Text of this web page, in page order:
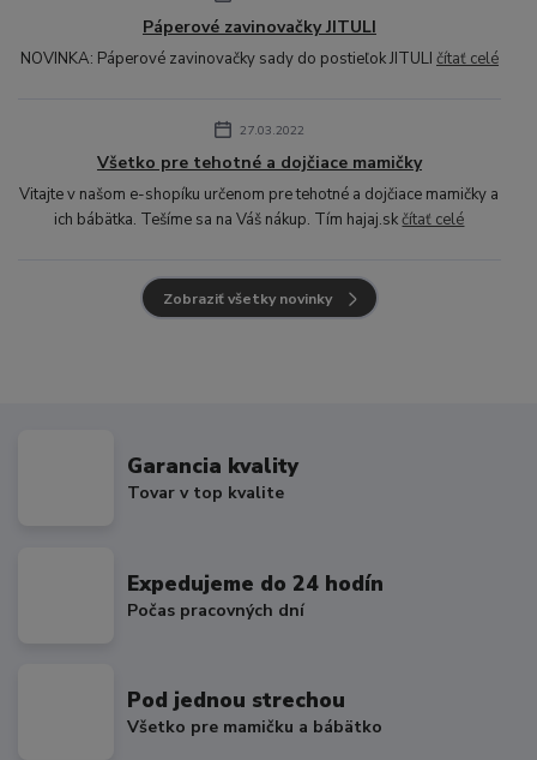
Páperové zavinovačky JITULI
NOVINKA: Páperové zavinovačky sady do postieľok JITULI čítať celé
27.03.2022
Všetko pre tehotné a dojčiace mamičky
Vitajte v našom e-shopíku určenom pre tehotné a dojčiace mamičky a
ich bábätka. Tešíme sa na Váš nákup. Tím hajaj.skčítať celé
Zobraziť všetky novinky
Garancia kvality
Tovar v top kvalite
Expedujeme do 24 hodín
Počas pracovných dní
Pod jednou strechou
Všetko pre mamičku a bábätko